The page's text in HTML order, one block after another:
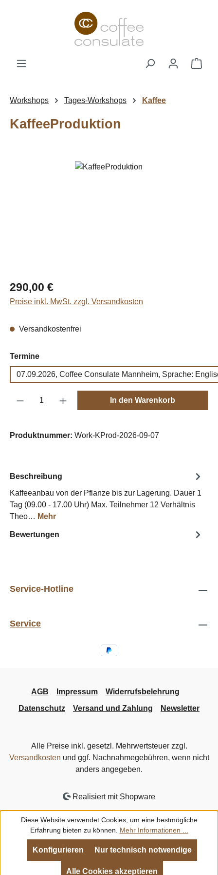
Zum Hauptinhalt springen
Workshops Tages-Workshops Kaffee
KaffeeProduktion
Bildergalerie überspringen
Regulärer Preis:
290,00 €
Preise inkl. MwSt. zzgl. Versandkosten
Versandkostenfrei
Termineauswählen
07.09.2026, Coffee Consulate Mannheim, Sprache:
Produkt Anzahl: Gib den gewünschten
In den Warenkorb
Produktnummer: Work-KProd-2026-09-07
Beschreibung
Kaffeeanbau von der Pflanze bis zur Lagerung. Dauer 1
Tag (09.00 - 17.00 Uhr) Max. Teilnehmer 12 Verhältnis
Theo… Mehr
Bewertungen
Service-Hotline
Service
AGB Impressum
Widerrufsbelehrung
Datenschutz
Versand und Zahlung Newsletter
Alle Preise inkl. gesetzl. Mehrwertsteuer zzgl.
Versandkosten und ggf. Nachnahmegebühren, wenn nicht
anders angegeben.
Realisiert mit Shopware
Diese Website verwendet Cookies, um eine bestmögliche
Erfahrung bieten zu können. Mehr Informationen ...
Nur technisch notwendige
Konfigurieren
Alle Cookies akzeptieren